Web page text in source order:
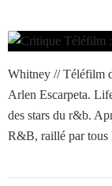
Whitney // Téléfilm
Arlen Escarpeta.
des stars du r&b.
R&B, raillé par tous